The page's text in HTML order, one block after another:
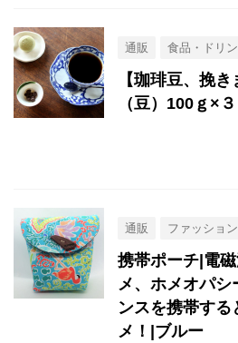
通販 食品・ドリ
【珈琲豆、挽
（豆）100ｇ×３
通販 ファッション
携帯ポーチ|電
メ、ホメオパシ
ンスを携帯する
メ！|ブルー